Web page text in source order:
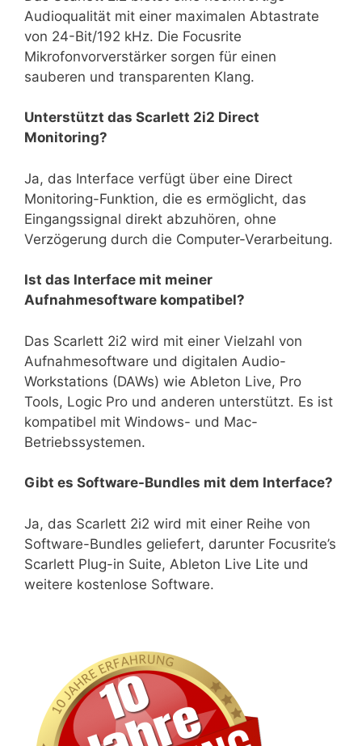
Audioqualität mit einer maximalen Abtastrate
von 24-Bit/192 kHz. Die Focusrite
Mikrofonvorverstärker sorgen für einen
sauberen und transparenten Klang.
Unterstützt das Scarlett 2i2 Direct
Monitoring?
Ja, das Interface verfügt über eine Direct
Monitoring-Funktion, die es ermöglicht, das
Eingangssignal direkt abzuhören, ohne
Verzögerung durch die Computer-Verarbeitung.
Ist das Interface mit meiner
Aufnahmesoftware kompatibel?
Das Scarlett 2i2 wird mit einer Vielzahl von
Aufnahmesoftware und digitalen Audio-
Workstations (DAWs) wie Ableton Live, Pro
Tools, Logic Pro und anderen unterstützt. Es ist
kompatibel mit Windows- und Mac-
Betriebssystemen.
Gibt es Software-Bundles mit dem Interface?
Ja, das Scarlett 2i2 wird mit einer Reihe von
Software-Bundles geliefert, darunter Focusrite’s
Scarlett Plug-in Suite, Ableton Live Lite und
weitere kostenlose Software.